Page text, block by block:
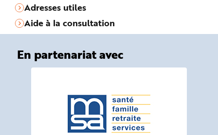
Adresses utiles
Aide à la consultation
En partenariat avec